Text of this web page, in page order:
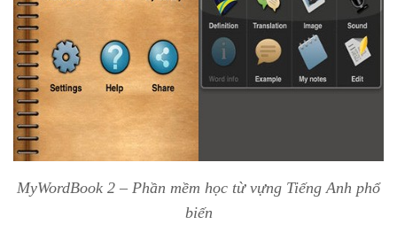
MyWordBook 2 – Phần mềm học từ vựng Tiếng Anh phổ
biến